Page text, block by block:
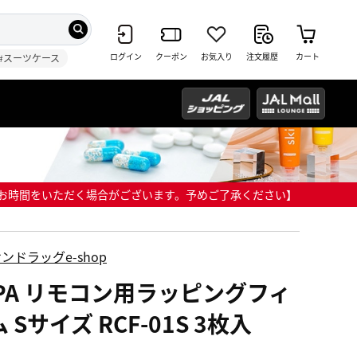
スーツケース ログイン クーポン お気入り 注文履歴 カート
間をいただく場合がございます。予めご了承ください】
ドラッグe-shop
リモコン用ラッピングフィ
Sサイズ RCF-01S 3枚入